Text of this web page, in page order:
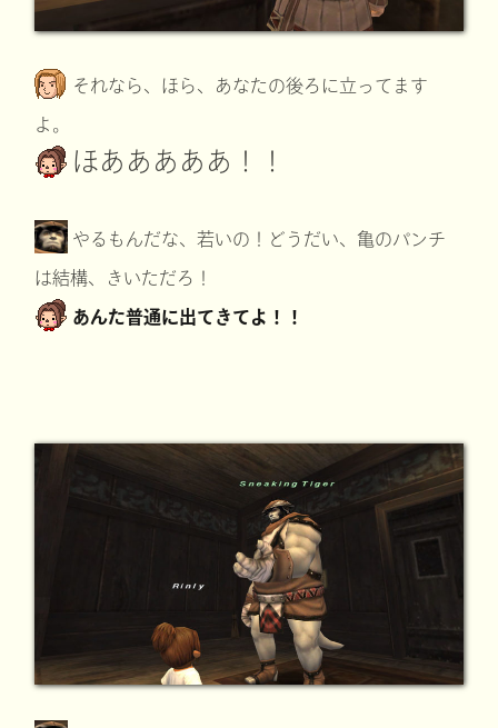
それなら、ほら、あなたの後ろに立ってます
よ。
ほあああああ！！
やるもんだな、若いの！どうだい、亀のパンチ
は結構、きいただろ！
あんた普通に出てきてよ！！